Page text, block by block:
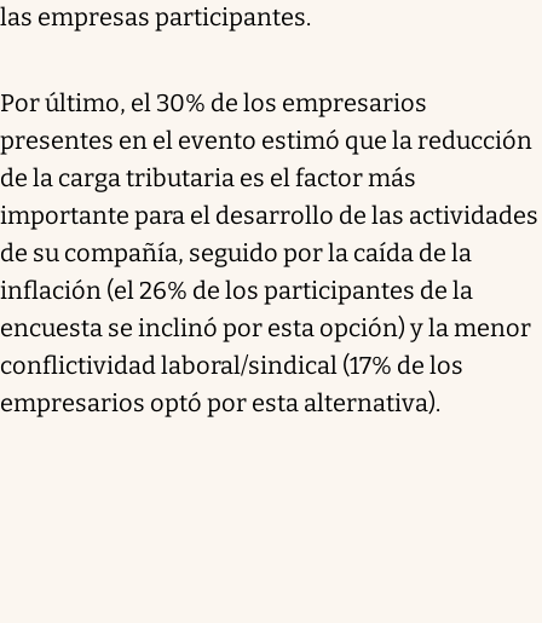
las empresas participantes.
Por último, el 30% de los empresarios
presentes en el evento estimó que la reducción
de la carga tributaria es el factor más
importante para el desarrollo de las actividades
de su compañía, seguido por la caída de la
inflación (el 26% de los participantes de la
encuesta se inclinó por esta opción) y la menor
conflictividad laboral/sindical (17% de los
empresarios optó por esta alternativa).